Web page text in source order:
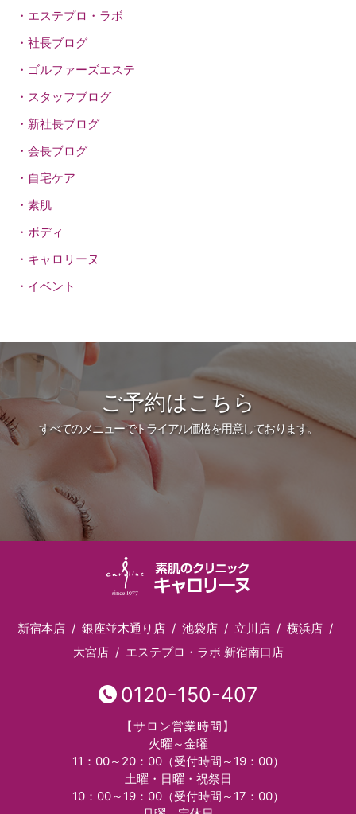
エステプロ・ラボ
社長ブログ
ゴルファーズエステ
スタッフブログ
新社長ブログ
会長ブログ
自宅ケア
素肌
ボディ
キャロリーヌ
イベント
ご予約はこちら
すべてのメニューでトライアル価格を用意しております。
新宿本店 銀座並木通り店 池袋店 立川店
横浜店
大宮店
エステプロ・ラボ 新宿南口店
0120-150-407
【サロン営業時間】
火曜～金曜
11：00～20：00（受付時間～19：00）
土曜・日曜・祝祭日
10：00～19：00（受付時間～17：00）